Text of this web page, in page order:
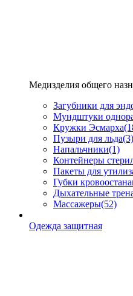
Медизделия общего
Загубники для
Мундштуки
Кружки Эсмарха
Пузыри для льда(3)
Напальчники(1)
Контейнеры
Пакеты для
Губки
Дыхательные
Массажеры(52)
Одежда защитная